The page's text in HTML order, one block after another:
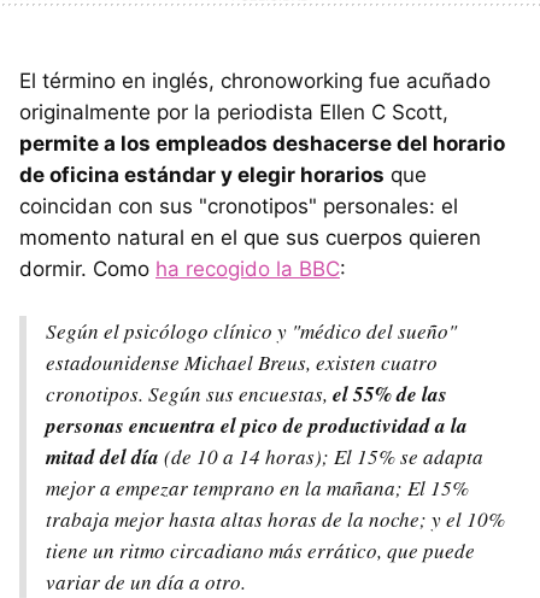
El término en inglés, chronoworking fue acuñado
originalmente por la periodista Ellen C Scott,
permite a los empleados deshacerse del horario
de oficina estándar y elegir horarios que
coincidan con sus "cronotipos" personales: el
momento natural en el que sus cuerpos quieren
dormir. Como ha recogido la BBC:
Según el psicólogo clínico y "médico del sueño"
estadounidense Michael Breus, existen cuatro
cronotipos. Según sus encuestas, el 55% de las
personas encuentra el pico de productividad a la
mitad del día (de 10 a 14 horas); El 15% se adapta
mejor a empezar temprano en la mañana; El 15%
trabaja mejor hasta altas horas de la noche; y el 10%
tiene un ritmo circadiano más errático, que puede
variar de un día a otro.